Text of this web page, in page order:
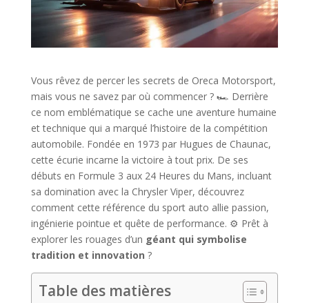
Vous rêvez de percer les secrets de Oreca Motorsport,
mais vous ne savez par où commencer ? 🏎️ Derrière
ce nom emblématique se cache une aventure humaine
et technique qui a marqué l’histoire de la compétition
automobile. Fondée en 1973 par Hugues de Chaunac,
cette écurie incarne la victoire à tout prix. De ses
débuts en Formule 3 aux 24 Heures du Mans, incluant
sa domination avec la Chrysler Viper, découvrez
comment cette référence du sport auto allie passion,
ingénierie pointue et quête de performance. ⚙️ Prêt à
explorer les rouages d’un géant qui symbolise
tradition et innovation ?
Table des matières